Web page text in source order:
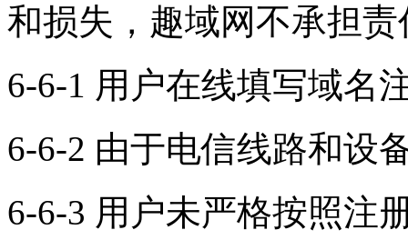
和损失，趣域网不承担责
6-6-1 用户在线填写域名
6-6-2 由于电信线路和设
6-6-3 用户未严格按照注